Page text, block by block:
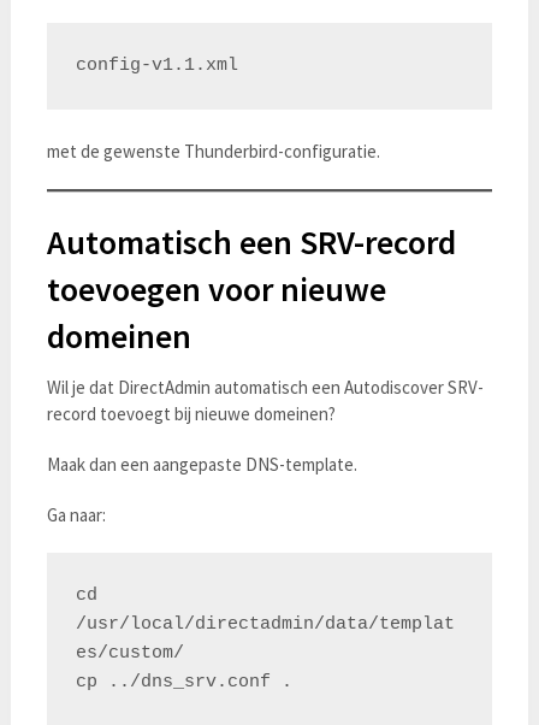
config-v1.1.xml
met de gewenste Thunderbird-configuratie.
Automatisch een SRV-record
toevoegen voor nieuwe
domeinen
Wil je dat DirectAdmin automatisch een Autodiscover SRV-
record toevoegt bij nieuwe domeinen?
Maak dan een aangepaste DNS-template.
Ga naar:
cd
/usr/local/directadmin/data/templat
es/custom/